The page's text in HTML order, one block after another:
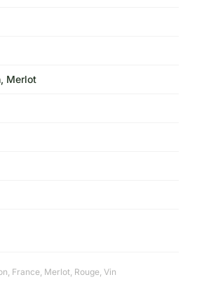
Merlot
, France, Merlot, Rouge, Vin